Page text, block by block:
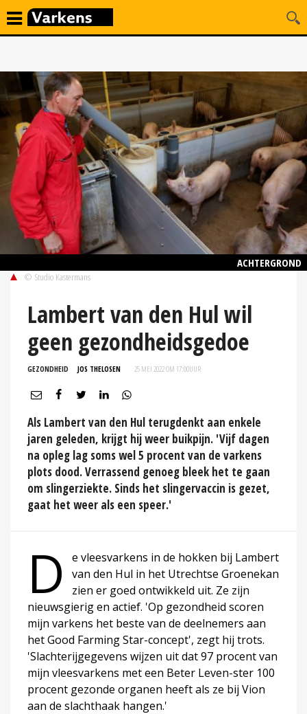
ACHTERGROND
© Studio Kastermans
Lambert van den Hul wil
geen gezondheidsgedoe
GEZONDHEID JOS THELOSEN 25 MEI 2022 OM 17:00UUR
Als Lambert van den Hul terugdenkt aan enkele
jaren geleden, krijgt hij weer buikpijn. 'Vijf dagen
na opleg lag soms wel 5 procent van de varkens
plots dood. Verrassend genoeg bleek het te gaan
om slingerziekte. Sinds het slingervaccin is gezet,
gaat het weer als een speer.'
D
e vleesvarkens in de hokken bij Lambert
van den Hul in het Utrechtse Groenekan
zien er goed ontwikkeld uit. Ze zijn
nieuwsgierig en actief. 'Op gezondheid scoren
mijn varkens het beste van de deelnemers aan
het Good Farming Star-concept', zegt hij trots.
'Slachterijgegevens wijzen uit dat 97 procent van
mijn vleesvarkens met een Beter Leven-ster 100
procent gezonde organen heeft als ze bij Vion
aan de slachthaak hangen.'